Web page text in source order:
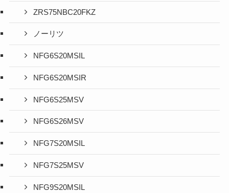
ZRS75NBC20FKZ
ノーリツ
NFG6S20MSIL
NFG6S20MSIR
NFG6S25MSV
NFG6S26MSV
NFG7S20MSIL
NFG7S25MSV
NFG9S20MSIL